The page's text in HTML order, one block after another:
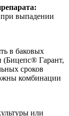
при выпадении
в баковых
(Бицепс® Гарант,
сроков
комбинации
или